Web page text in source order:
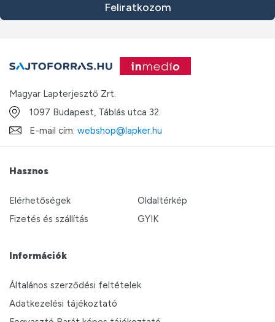
Feliratkozom
Magyar Lapterjesztő Zrt.
1097 Budapest, Táblás utca 32.
E-mail cím: webshop@lapker.hu
Hasznos
Elérhetőségek
Oldaltérkép
Fizetés és szállítás
GYIK
Információk
Általános szerződési feltételek
Adatkezelési tájékoztató